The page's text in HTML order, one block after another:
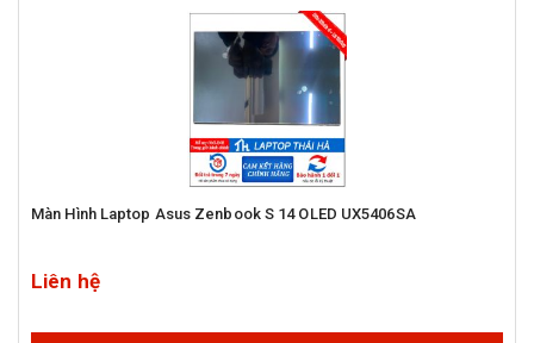
Màn Hình Laptop Asus Zenbook S 14 OLED UX5406SA
Liên hệ